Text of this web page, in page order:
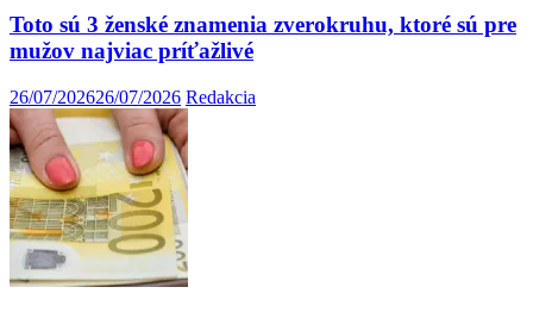
Toto sú 3 ženské znamenia zverokruhu, ktoré sú pre
mužov najviac príťažlivé
26/07/202626/07/2026 Redakcia